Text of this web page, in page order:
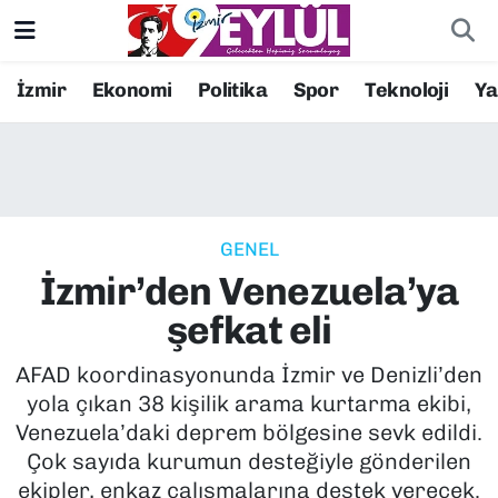
İzmir Ekonomi Politika Spor Teknoloji
GENEL
İzmir’den Venezuela’ya
şefkat eli
AFAD koordinasyonunda İzmir ve Denizli’den
yola çıkan 38 kişilik arama kurtarma ekibi,
Venezuela’daki deprem bölgesine sevk edildi.
Çok sayıda kurumun desteğiyle gönderilen
ekipler, enkaz çalışmalarına destek verecek.
Resmi İlanlar
EKONOMİ
KÜLTÜR SANAT
MAGAZİN
POLİTİKA
Konak Nöbetçi Eczaneler
Süper Lig Puan Durumu ve Fikstür
Tüm Manşetler
Son Dakika Haberleri
Haber Arşivi